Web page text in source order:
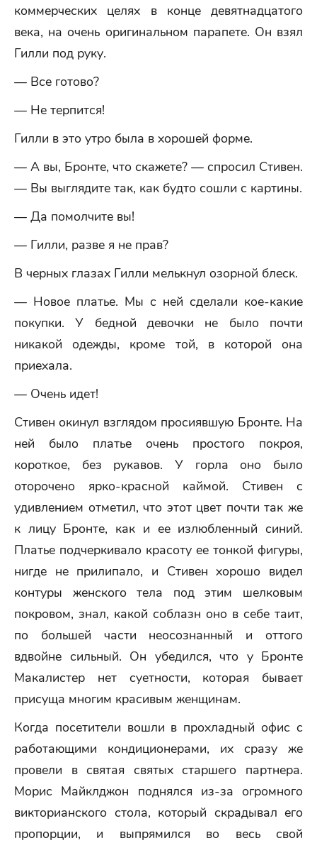
коммерческих целях в конце девятнадцатого
века, на очень оригинальном парапете. Он взял
Гилли под руку.
— Все готово?
— Не терпится!
Гилли в это утро была в хорошей форме.
— А вы, Бронте, что скажете? — спросил Стивен.
— Вы выглядите так, как будто сошли с картины.
— Да помолчите вы!
— Гилли, разве я не прав?
В черных глазах Гилли мелькнул озорной блеск.
— Новое платье. Мы с ней сделали кое-какие
покупки. У бедной девочки не было почти
никакой одежды, кроме той, в которой она
приехала.
— Очень идет!
Стивен окинул взглядом просиявшую Бронте. На
ней было платье очень простого покроя,
короткое, без рукавов. У горла оно было
оторочено ярко-красной каймой. Стивен с
удивлением отметил, что этот цвет почти так же
к лицу Бронте, как и ее излюбленный синий.
Платье подчеркивало красоту ее тонкой фигуры,
нигде не прилипало, и Стивен хорошо видел
контуры женского тела под этим шелковым
покровом, знал, какой соблазн оно в себе таит,
по большей части неосознанный и оттого
вдвойне сильный. Он убедился, что у Бронте
Макалистер нет суетности, которая бывает
присуща многим красивым женщинам.
Когда посетители вошли в прохладный офис с
работающими кондиционерами, их сразу же
провели в святая святых старшего партнера.
Морис Майклджон поднялся из-за огромного
викторианского стола, который скрадывал его
пропорции, и выпрямился во весь свой